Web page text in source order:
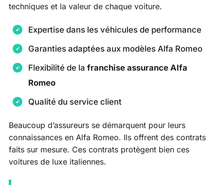
techniques et la valeur de chaque voiture.
Expertise dans les véhicules de performance
Garanties adaptées aux modèles Alfa Romeo
Flexibilité de la franchise assurance Alfa
Romeo
Qualité du service client
Beaucoup d’assureurs se démarquent pour leurs
connaissances en Alfa Romeo. Ils offrent des contrats
faits sur mesure. Ces contrats protègent bien ces
voitures de luxe italiennes.